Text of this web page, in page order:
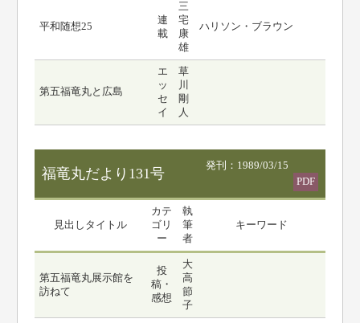
平和随想25
連
載
三
宅
康
雄
ハリソン・ブラウン
第五福竜丸と広島
エ
ッ
セ
イ
草
川
剛
人
福竜丸だより131号
発刊：1989/03/15
PDF
見出しタイトル
カテ
ゴリ
ー
執
筆
者
キーワード
第五福竜丸展示館を
訪ねて
投
稿・
感想
大
高
節
子